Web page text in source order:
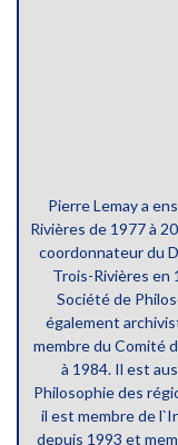
Pierre Lemay a
Rivières de 1977 à
coordonnateur du
Trois-Rivières en
Société de
également
membre du Comité
à 1984. Il est
Philosophie des
il est membre de
depuis 1993 et